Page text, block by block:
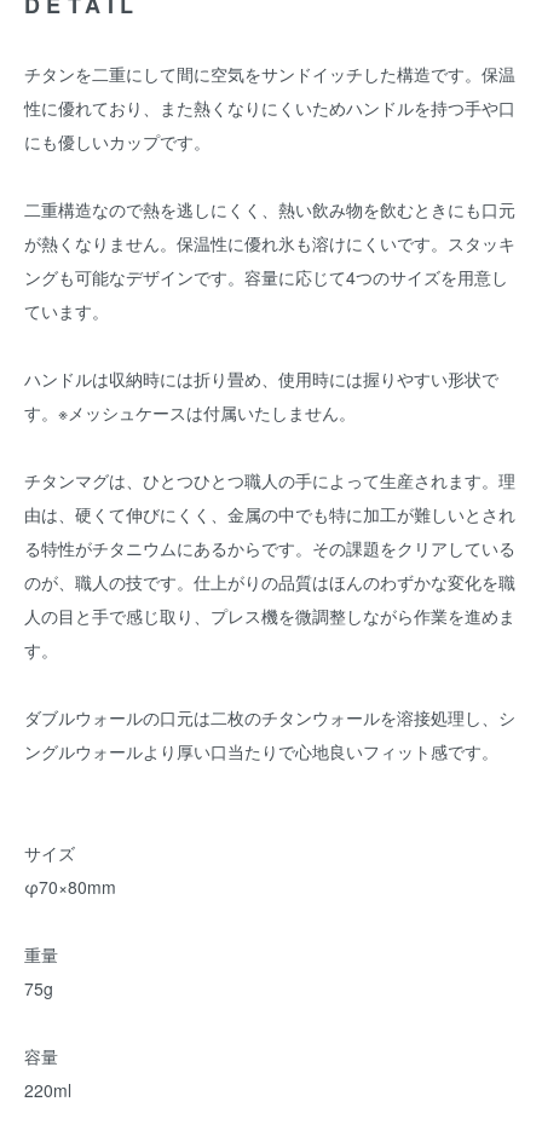
チタンを二重にして間に空気をサンドイッチした構造です。保温
性に優れており、また熱くなりにくいためハンドルを持つ手や口
にも優しいカップです。
二重構造なので熱を逃しにくく、熱い飲み物を飲むときにも口元
が熱くなりません。保温性に優れ氷も溶けにくいです。スタッキ
ングも可能なデザインです。容量に応じて4つのサイズを用意し
ています。
ハンドルは収納時には折り畳め、使用時には握りやすい形状で
す。※メッシュケースは付属いたしません。
チタンマグは、ひとつひとつ職人の手によって生産されます。理
由は、硬くて伸びにくく、金属の中でも特に加工が難しいとされ
る特性がチタニウムにあるからです。その課題をクリアしている
のが、職人の技です。仕上がりの品質はほんのわずかな変化を職
人の目と手で感じ取り、プレス機を微調整しながら作業を進めま
す。
ダブルウォールの口元は二枚のチタンウォールを溶接処理し、シ
ングルウォールより厚い口当たりで心地良いフィット感です。
サイズ
φ70×80mm
重量
75g
容量
220ml